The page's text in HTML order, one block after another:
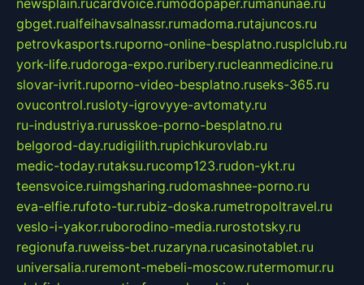
gbget.rualfeihavsalnassr.rumadoma.rutajuncos.ru
petrovkasports.ruporno-online-besplatno.rusplclub.ru
york-life.rudoroga-expo.ruribery.rucleanmedicine.ru
slovar-ivrit.ruporno-video-besplatno.ruseks-365.ru
ovucontrol.rusloty-igrovyye-avtomaty.ru
ru-industriya.rurusskoe-porno-besplatno.ru
belgorod-day.rudigilith.rupichkurovlab.ru
medic-today.rutaksu.rucomp123.rudon-ykt.ru
teensvoice.ruimgsharing.rudomashnee-porno.ru
eva-elfie.rufoto-tur.rubiz-doska.rumetropoltravel.ru
veslo-i-yakor.ruborodino-media.rurostotsky.ru
regionufa.ruweiss-bet.ruzaryna.rucasinotablet.ru
universalia.ruremont-mebeli-moscow.rutermomur.ru